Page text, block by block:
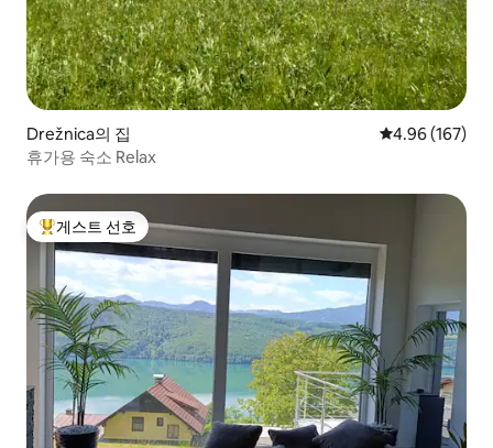
Drežnica의 집 평점 4.96점(5
4.96 (167)
휴가용 숙소 Relax
상위 게스트 선호
게스트 선호